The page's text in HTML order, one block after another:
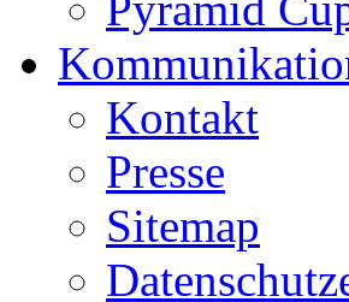
Kontakt
Presse
Sitemap